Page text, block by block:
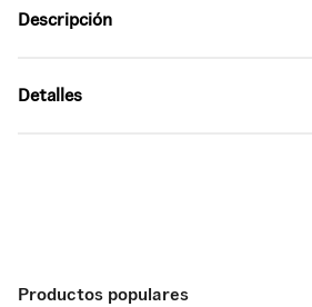
Descripción
Los calcetines Bergman están
Detalles
Construcción de tejido fino para
Productos populares